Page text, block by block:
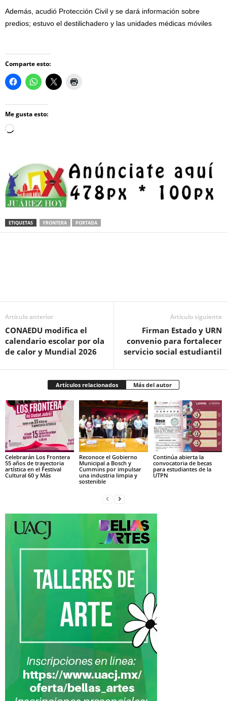
Además, acudió Protección Civil y se dará información sobre
predios; estuvo el destilichadero y las unidades médicas móviles
Comparte esto:
Me gusta esto:
Loading…
ETIQUETAS FRONTERA PORTADA
Artículo anterior
CONAEDU modifica el
calendario escolar por ola
de calor y Mundial 2026
Artículo siguiente
Firman Estado y URN
convenio para fortalecer
servicio social estudiantil
Artículos relacionados Más del autor
Celebrarán Los Frontera
55 años de trayectoria
artística en el Festival
Cultural 60 y Más
Reconoce el Gobierno
Municipal a Bosch y
Cummins por impulsar
una industria limpia y
sostenible
Continúa abierta la
convocatoria de becas
para estudiantes de la
UTPN